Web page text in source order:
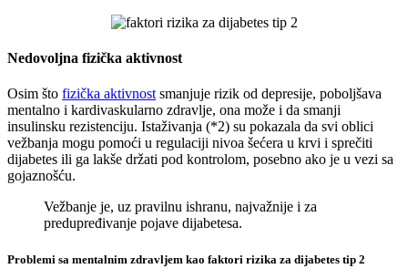
Nedovoljna fizička aktivnost
Osim što fizička aktivnostsmanjuje rizik od depresije, poboljšava
mentalno i kardivaskularno zdravlje, ona može i da smanji
insulinsku rezistenciju. Istaživanja (*2) su pokazala da svi oblici
vežbanja mogu pomoći u regulaciji nivoa šećera u krvi i sprečiti
dijabetes ili ga lakše držati pod kontrolom, posebno ako je u vezi sa
gojaznošću.
Vežbanje je, uz pravilnu ishranu, najvažnije i za
predupređivanje pojave dijabetesa.
Problemi sa mentalnim zdravljem kao faktori rizika za dijabetes tip 2